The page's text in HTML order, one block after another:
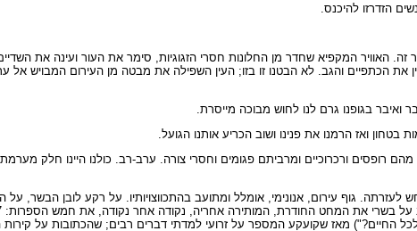
הזדרזו להיכנס.
האוויר המקפיא שחדר מן החלונות חסרי הזגוגיות, סימר את העור ועינה את
את הכתפיים והגב. לא הבטנו זו בזו; העין השפילה את מבטה מן העירום המבויש אל
ואיבר בגופנו גרם לנו לחוש מבוכה מייסרת.
ואז הרמנו את פנינו ושוב הכריע אותנו הגועל.
רופסים ורכרוכיים ומרביתם פגומים וחסרי צורה. ערב-רב. כולנו היינו חלק
גוף עירום, אנונימי, אומלל ומתועב בהתכווצויותיו. על רקע לובן הבשר, על